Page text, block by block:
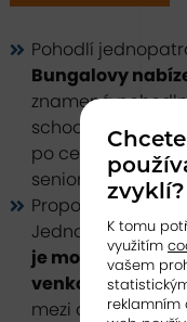
Pohodlí
Bungalovy
znamená
schody nebo
po celém domě,
seniory nebo ty,
Propojení interiéru
Jednou z
je možnost
venkovním
mezi domem a
zvyklí?
K tomu
využitím
vašem
reklamním